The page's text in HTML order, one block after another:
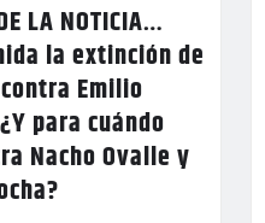
LA NOTICIA…
la extinción de
Emilio
para cuándo
Nacho Ovalle y